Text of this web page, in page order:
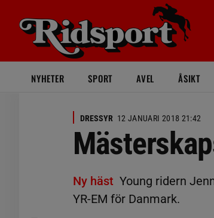
NYHETER SPORT AVEL ÅSIKT
DRESSYR 12 JANUARI 2018 21:42
Ny häst Young ridern
YR-EM för Danmark.